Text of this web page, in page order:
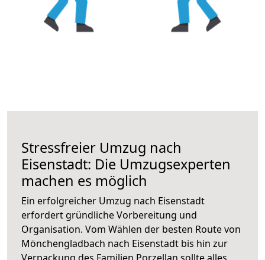
Stressfreier Umzug nach
Eisenstadt: Die Umzugsexperten
machen es möglich
Ein erfolgreicher Umzug nach Eisenstadt
erfordert gründliche Vorbereitung und
Organisation. Vom Wählen der besten Route von
Mönchengladbach nach Eisenstadt bis hin zur